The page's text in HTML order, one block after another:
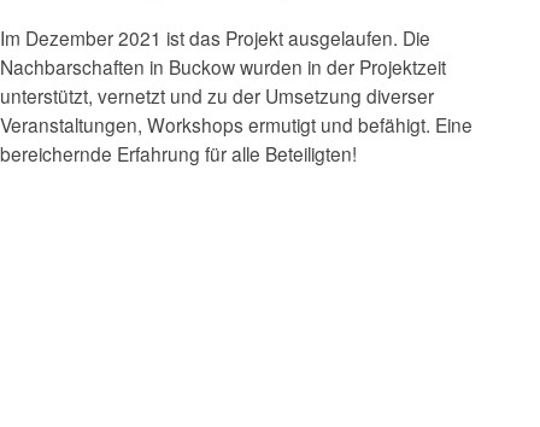
Im Dezember 2021 ist das Projekt ausgelaufen. Die
Nachbarschaften in Buckow wurden in der Projektzeit
unterstützt, vernetzt und zu der Umsetzung diverser
Veranstaltungen, Workshops ermutigt und befähigt. Eine
bereichernde Erfahrung für alle Beteiligten!